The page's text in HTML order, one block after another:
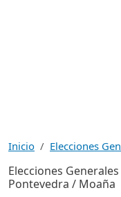
Inicio Elecciones
Elecciones
Pontevedra / Moaña